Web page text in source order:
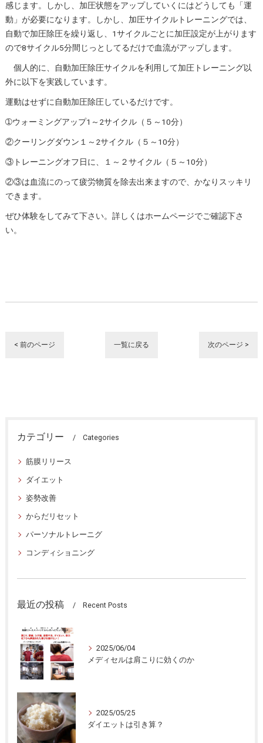
感じます。しかし、加圧状態をアップしていくにはどうしても「運
動」が必要になります。しかし、加圧サイクルトレーニングでは、
自動で加圧除圧を繰り返し、1サイクルごとに加圧設定が上がります
ので8サイクル5分間じっとしてるだけで血流がアップします。
個人的に、自動加圧除圧サイクルを利用して加圧トレーニング以
外に以下を実践しています。
運動はせずに自動加圧除圧しているだけです。
➀ウォーミングアップ1～2サイクル（５～10分）
②クーリングダウン１～2サイクル（５～10分）
③トレーニングオフ日に、１～２サイクル（５～10分）
②③は血流にのって疲労物質を除去出来ますので、かなりスッキリ
できます。
ぜひ体験をしてみて下さい。詳しくはホームページでご確認下さ
い。
< 前のページ 一覧に戻る 次のページ >
カテゴリー Categories
筋膜リリース
ダイエット
姿勢改善
からだリセット
パーソナルトレーニグ
コンディショニング
最近の投稿 Recent Posts
2025/06/04
メディセルは肩こりに効くのか
2025/05/25
ダイエットは引き算？